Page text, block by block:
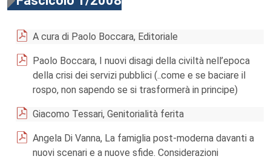
A cura di Paolo Boccara, Editoriale
Paolo Boccara, I nuovi disagi della civiltà nell’epoca
della crisi dei servizi pubblici (..come e se baciare il
rospo, non sapendo se si trasformerà in principe)
Giacomo Tessari, Genitorialità ferita
Angela Di Vanna, La famiglia post-moderna davanti a
nuovi scenari e a nuove sfide. Considerazioni